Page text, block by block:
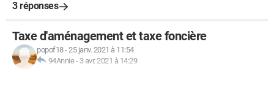
3 réponses
Taxe d'aménagement et taxe foncière
popof18-25 janv. 2021 à 11:54
94Annie- 3 avr. 2021 à 14:29